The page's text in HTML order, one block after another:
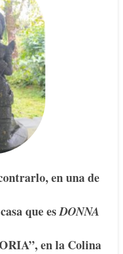
en una de
que esDONNA
en la Colina